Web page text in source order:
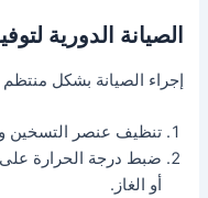
الصيانة الدورية
إجراء الصيانة بشكل منتظم
تنظيف عنصر التسخين
ضبط درجة الحرارة على
أو الغاز.